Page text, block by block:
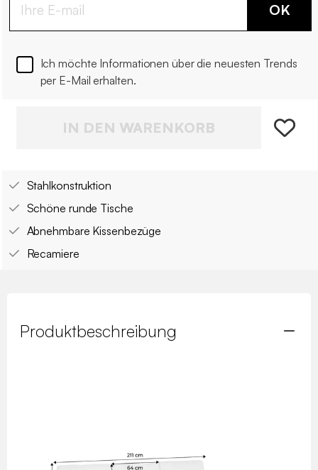
OK
Ich möchte Informationen über die neuesten Trends
per E-Mail erhalten.
IN DEN WARENKORB
Stahlkonstruktion
Schöne runde Tische
Abnehmbare Kissenbezüge
Recamiere
Produktbeschreibung